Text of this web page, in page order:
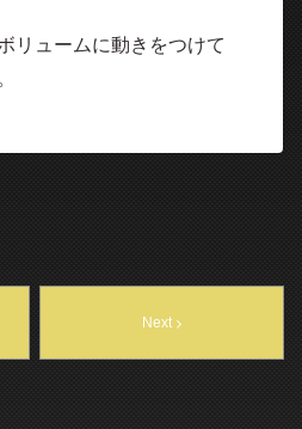
リュームに動きをつけて
Next